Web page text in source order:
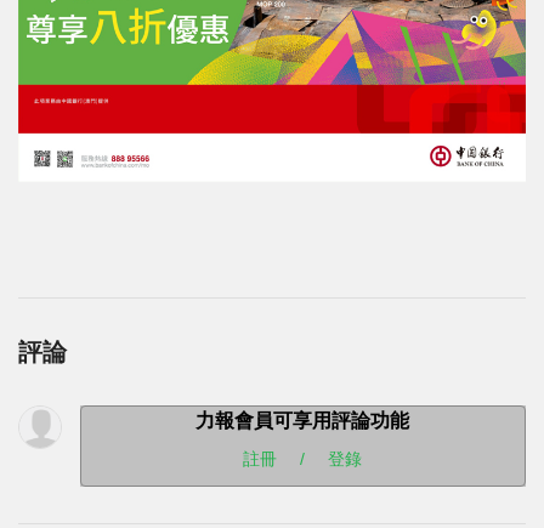
評論
力報會員可享用評論功能
註冊 / 登錄